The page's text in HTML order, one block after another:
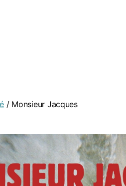
/ Monsieur Jacques